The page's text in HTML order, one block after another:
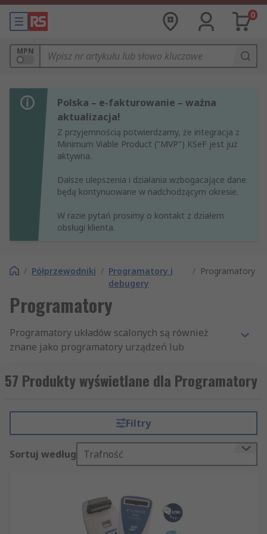
0
MPN
Polska – e-fakturowanie – ważna
aktualizacja!
Z przyjemnością potwierdzamy, że integracja z
Minimum Viable Product ("MVP") KSeF jest już
aktywna.
Dalsze ulepszenia i działania wzbogacające dane
będą kontynuowane w nadchodzącym okresie.
W razie pytań prosimy o kontakt z działem
obsługi klienta.
/ Półprzewodniki / Programatory i
debugery
/ Programatory
Programatory
Programatory układów scalonych są również
znane jako programatory urządzeń lub
elektronicznego wykorzystujące napisane
oprogramowanie do konfiguracji urządzeń
układów scalonych, takich jakEPROM
flash,ROMs,GALorazmikrokontrolery.
Jak działają programatory układów
Programatory układów scalonych umożliwiają
konfigurację urządzenia za pomocą gniazda
57 Produkty wyświetlane dla Programatory
Filtry
Sortuj według Trafność